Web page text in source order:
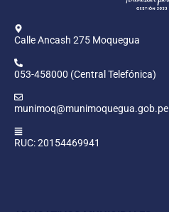
Calle Ancash 275 Moquegua
053-458000 (Central Telefónica)
munimoq@munimoquegua.gob.pe
RUC: 20154469941